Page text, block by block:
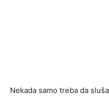
Nekada samo treba da